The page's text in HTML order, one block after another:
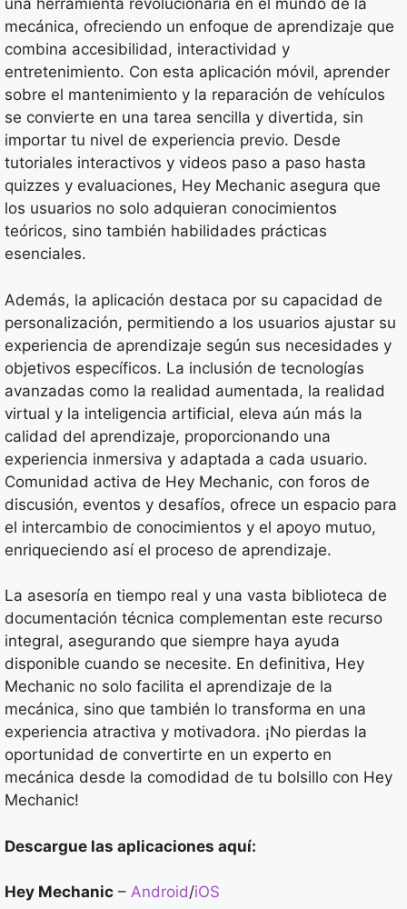
una herramienta revolucionaria en el mundo de la
mecánica, ofreciendo un enfoque de aprendizaje que
combina accesibilidad, interactividad y
entretenimiento. Con esta aplicación móvil, aprender
sobre el mantenimiento y la reparación de vehículos
se convierte en una tarea sencilla y divertida, sin
importar tu nivel de experiencia previo. Desde
tutoriales interactivos y videos paso a paso hasta
quizzes y evaluaciones, Hey Mechanic asegura que
los usuarios no solo adquieran conocimientos
teóricos, sino también habilidades prácticas
esenciales.
Además, la aplicación destaca por su capacidad de
personalización, permitiendo a los usuarios ajustar su
experiencia de aprendizaje según sus necesidades y
objetivos específicos. La inclusión de tecnologías
avanzadas como la realidad aumentada, la realidad
virtual y la inteligencia artificial, eleva aún más la
calidad del aprendizaje, proporcionando una
experiencia inmersiva y adaptada a cada usuario.
Comunidad activa de Hey Mechanic, con foros de
discusión, eventos y desafíos, ofrece un espacio para
el intercambio de conocimientos y el apoyo mutuo,
enriqueciendo así el proceso de aprendizaje.
La asesoría en tiempo real y una vasta biblioteca de
documentación técnica complementan este recurso
integral, asegurando que siempre haya ayuda
disponible cuando se necesite. En definitiva, Hey
Mechanic no solo facilita el aprendizaje de la
mecánica, sino que también lo transforma en una
experiencia atractiva y motivadora. ¡No pierdas la
oportunidad de convertirte en un experto en
mecánica desde la comodidad de tu bolsillo con Hey
Mechanic!
Descargue las aplicaciones aquí:
Hey Mechanic – Android/iOS